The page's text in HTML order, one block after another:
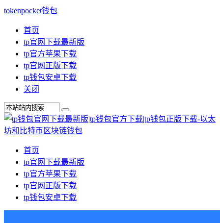
tokenpocket钱包
首页
tp官网下载最新版
tp官方苹果下载
tp官网正版下载
tp钱包安卓下载
关闭
首页
tp官网下载最新版
tp官方苹果下载
tp官网正版下载
tp钱包安卓下载